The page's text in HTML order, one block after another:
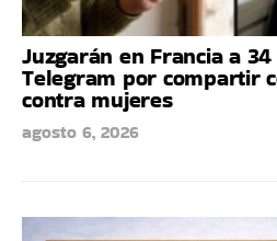
Juzgarán en Francia a
Telegram por compartir
contra mujeres
agosto 6, 2026